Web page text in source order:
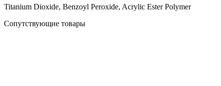
Titanium Dioxide, Benzoyl Peroxide, Acrylic Ester Polymer
Сопутствующие товары